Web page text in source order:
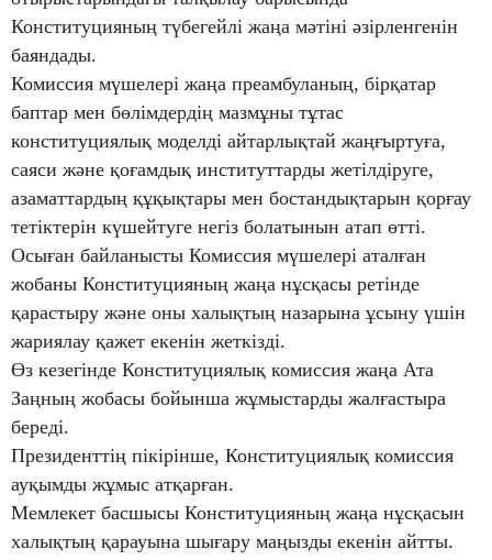
Конституцияның түбегейлі жаңа мәтіні әзірленгенін
баяндады.
Комиссия мүшелері жаңа преамбуланың, бірқатар
баптар мен бөлімдердің мазмұны тұтас
конституциялық моделді айтарлықтай жаңғыртуға,
саяси және қоғамдық институттарды жетілдіруге,
азаматтардың құқықтары мен бостандықтарын қорғау
тетіктерін күшейтуге негіз болатынын атап өтті.
Осыған байланысты Комиссия мүшелері аталған
жобаны Конституцияның жаңа нұсқасы ретінде
қарастыру және оны халықтың назарына ұсыну үшін
жариялау қажет екенін жеткізді.
Өз кезегінде Конституциялық комиссия жаңа Ата
Заңның жобасы бойынша жұмыстарды жалғастыра
береді.
Президенттің пікірінше, Конституциялық комиссия
ауқымды жұмыс атқарған.
Мемлекет басшысы Конституцияның жаңа нұсқасын
халықтың қарауына шығару маңызды екенін айтты.